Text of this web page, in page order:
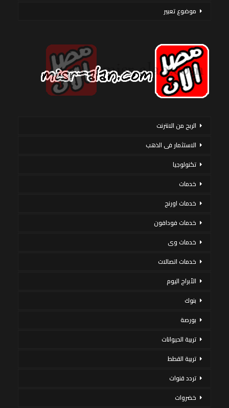
موضوع تعبير
الربح من الانترنت
الاستثمار فى الذهب
تكنولوجيا
خدمات
خدمات اورنج
خدمات فودافون
خدمات وى
خدمات اتصالات
الأبراج اليوم
بنوك
بورصة
تربية الحيوانات
تربية القطط
تردد قنوات
خضروات